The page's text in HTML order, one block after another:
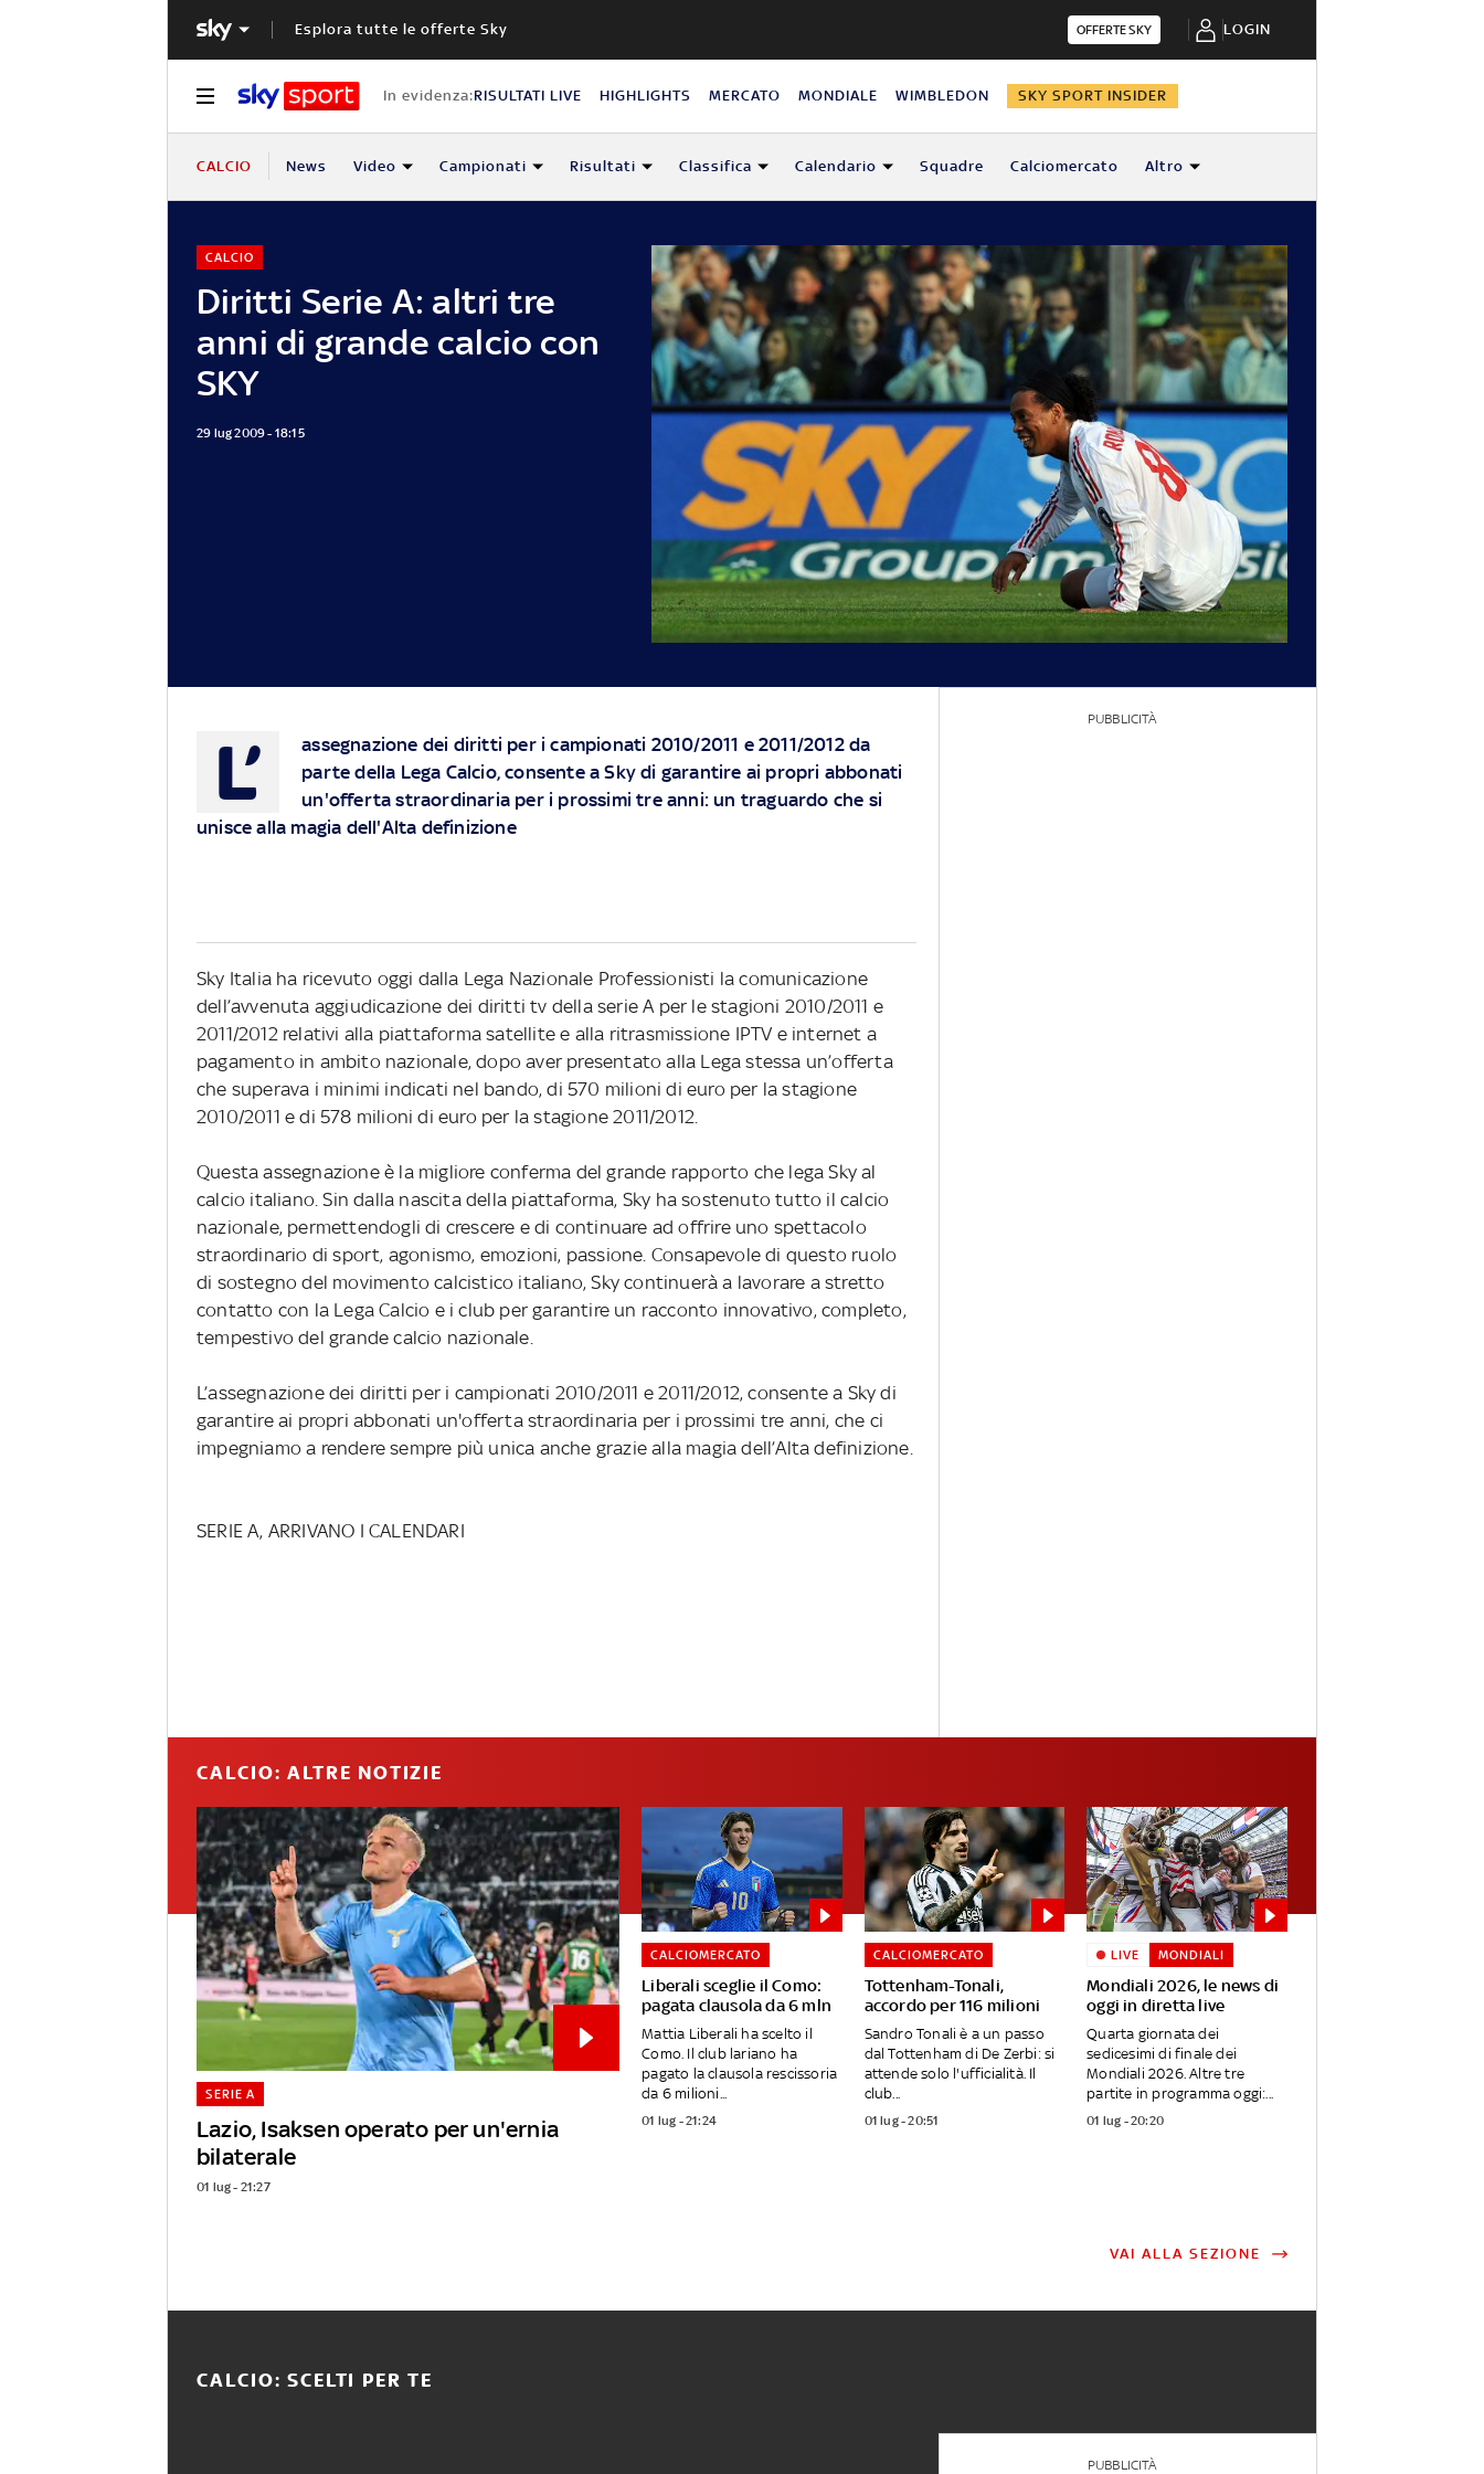
Esplora tutte le offerte Sky OFFERTE SKY LOGIN
In evidenza:RISULTATI LIVE HIGHLIGHTS MERCATO MONDIALE WIMBLEDON SKY SPORT INSIDER
CALCIO News Video Campionati Risultati Classifica Calendario Squadre Calciomercato Altro
Diritti Serie A: altri tre
anni di grande calcio con
SKY
CALCIO
29 lug 2009 - 18:15
L’
assegnazione dei diritti per i campionati 2010/2011 e 2011/2012 da
parte della Lega Calcio, consente a Sky di garantire ai propri abbonati
un'offerta straordinaria per i prossimi tre anni: un traguardo che si
unisce alla magia dell'Alta definizione
Sky Italia ha ricevuto oggi dalla Lega Nazionale Professionisti la comunicazione
dell’avvenuta aggiudicazione dei diritti tv della serie A per le stagioni 2010/2011 e
2011/2012 relativi alla piattaforma satellite e alla ritrasmissione IPTV e internet a
pagamento in ambito nazionale, dopo aver presentato alla Lega stessa un’offerta
che superava i minimi indicati nel bando, di 570 milioni di euro per la stagione
2010/2011 e di 578 milioni di euro per la stagione 2011/2012.
Questa assegnazione è la migliore conferma del grande rapporto che lega Sky al
calcio italiano. Sin dalla nascita della piattaforma, Sky ha sostenuto tutto il calcio
nazionale, permettendogli di crescere e di continuare ad offrire uno spettacolo
straordinario di sport, agonismo, emozioni, passione. Consapevole di questo ruolo
di sostegno del movimento calcistico italiano, Sky continuerà a lavorare a stretto
contatto con la Lega Calcio e i club per garantire un racconto innovativo, completo,
tempestivo del grande calcio nazionale.
L’assegnazione dei diritti per i campionati 2010/2011 e 2011/2012, consente a Sky di
garantire ai propri abbonati un'offerta straordinaria per i prossimi tre anni, che ci
impegniamo a rendere sempre più unica anche grazie alla magia dell’Alta definizione.
SERIE A, ARRIVANO I CALENDARI
PUBBLICITÀ
CALCIO: ALTRE NOTIZIE
Lazio, Isaksen operato per un'ernia
bilaterale
SERIE A
01 lug - 21:27
Liberali sceglie il Como:
pagata clausola da 6 mln
CALCIOMERCATO
Mattia Liberali ha scelto il
Como. Il club lariano ha
pagato la clausola rescissoria
da 6 milioni...
01 lug - 21:24
Tottenham-Tonali,
accordo per 116 milioni
CALCIOMERCATO
Sandro Tonali è a un passo
dal Tottenham di De Zerbi: si
attende solo l'ufficialità. Il
club...
01 lug - 20:51
Mondiali 2026, le news di
oggi in diretta live
LIVE MONDIALI
Quarta giornata dei
sedicesimi di finale dei
Mondiali 2026. Altre tre
partite in programma oggi:...
01 lug - 20:20
VAI ALLA SEZIONE
CALCIO: SCELTI PER TE
PUBBLICITÀ